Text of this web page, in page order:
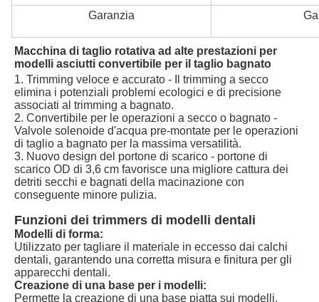
Garanzia
Macchina di taglio rotativa ad alte prestazioni per
modelli asciutti convertibile per il taglio bagnato
1. Trimming veloce e accurato - Il trimming a secco
elimina i potenziali problemi ecologici e di precisione
associati al trimming a bagnato.
2. Convertibile per le operazioni a secco o bagnato -
Valvole solenoide d'acqua pre-montate per le operazioni
di taglio a bagnato per la massima versatilità.
3. Nuovo design del portone di scarico - portone di
scarico OD di 3,6 cm favorisce una migliore cattura dei
detriti secchi e bagnati della macinazione con
conseguente minore pulizia.
Funzioni dei trimmers di modelli dentali
Modelli di forma:
Utilizzato per tagliare il materiale in eccesso dai calchi
dentali, garantendo una corretta misura e finitura per gli
apparecchi dentali.
Creazione di una base per i modelli:
Permette la creazione di una base piatta sui modelli,